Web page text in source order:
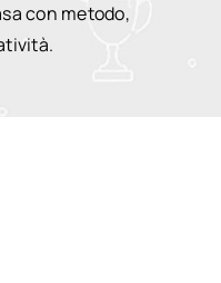
con metodo,